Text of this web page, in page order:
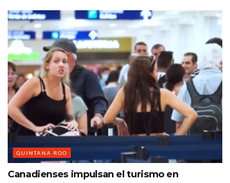
QUINTANA ROO
Canadienses impulsan el turismo en